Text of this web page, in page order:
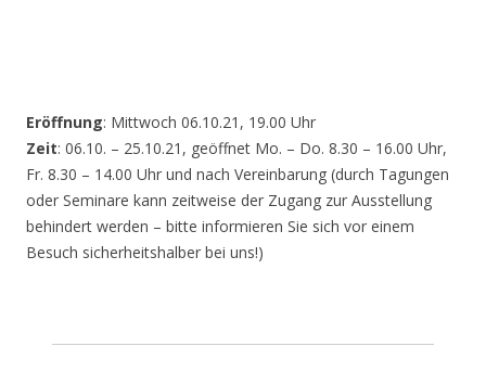
Eröffnung: Mittwoch 06.10.21, 19.00 Uhr
Zeit: 06.10. – 25.10.21, geöffnet Mo. – Do. 8.30 – 16.00 Uhr,
Fr. 8.30 – 14.00 Uhr und nach Vereinbarung (durch Tagungen
oder Seminare kann zeitweise der Zugang zur Ausstellung
behindert werden – bitte informieren Sie sich vor einem
Besuch sicherheitshalber bei uns!)